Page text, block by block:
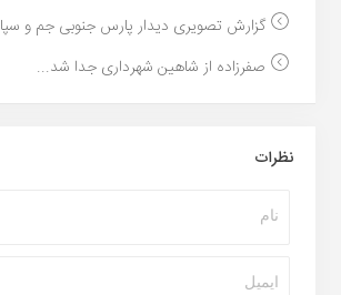
گزارش تصویری دیدار پارس جنوبی جم و
صفرزاده از شاهین شهرداری جدا شد...
نظرات